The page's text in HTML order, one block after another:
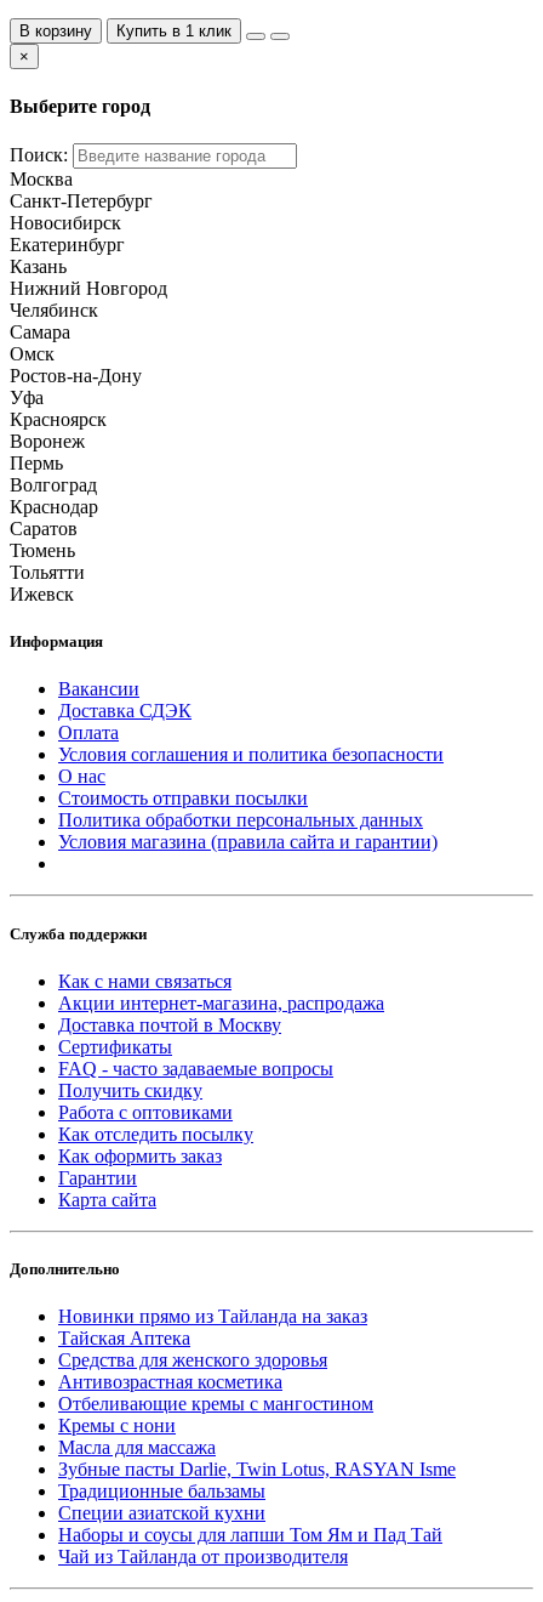
В корзину
Купить в 1 клик
×
Выберите город
Поиск:
Москва
Санкт-Петербург
Новосибирск
Екатеринбург
Казань
Нижний Новгород
Челябинск
Самара
Омск
Ростов-на-Дону
Уфа
Красноярск
Воронеж
Пермь
Волгоград
Краснодар
Саратов
Тюмень
Тольятти
Ижевск
Информация
Вакансии
Доставка СДЭК
Оплата
Условия соглашения и политика безопасности
О нас
Стоимость отправки посылки
Политика обработки персональных данных
Условия магазина (правила сайта и гарантии)
Служба поддержки
Как с нами связаться
Акции интернет-магазина, распродажа
Доставка почтой в Москву
Сертификаты
FAQ - часто задаваемые вопросы
Получить скидку
Работа с оптовиками
Как отследить посылку
Как оформить заказ
Гарантии
Карта сайта
Дополнительно
Новинки прямо из Тайланда на заказ
Тайская Аптека
Средства для женского здоровья
Антивозрастная косметика
Отбеливающие кремы с мангостином
Кремы с нони
Масла для массажа
Зубные пасты Darlie, Twin Lotus, RASYAN Isme
Традиционные бальзамы
Специи азиатской кухни
Наборы и соусы для лапши Том Ям и Пад Тай
Чай из Тайланда от производителя